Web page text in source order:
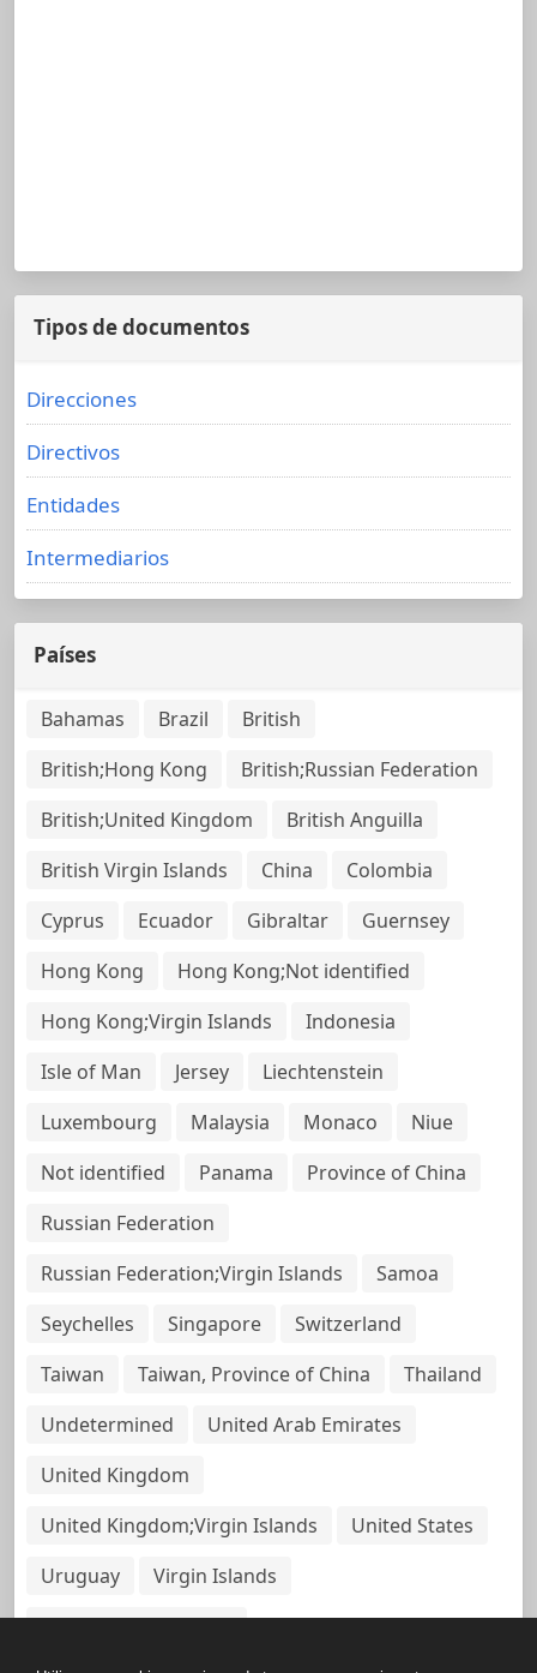
Tipos de documentos
Direcciones
Directivos
Entidades
Intermediarios
Países
Bahamas Brazil
British
British;Hong Kong
British;Russian Federation
British;United Kingdom
British Anguilla
British Virgin Islands
China
Colombia
Cyprus
Ecuador Gibraltar
Guernsey
Hong Kong
Hong Kong;Not identified
Hong Kong;Virgin Islands
Indonesia
Isle of Man
Jersey
Liechtenstein
Luxembourg
Malaysia Monaco
Niue
Not identified
Panama
Province of China
Russian Federation
Russian Federation;Virgin Islands
Samoa
Seychelles
Singapore
Switzerland
Taiwan
Taiwan, Province of China
Thailand
Undetermined
United Arab Emirates
United Kingdom
United Kingdom;Virgin Islands
United States
Uruguay
Virgin Islands
Virgin Islands, British